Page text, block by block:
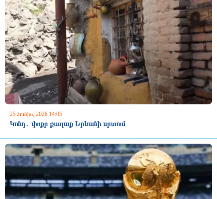
25 Հունիս, 2026 14:05
Կոնդ․ փոքր քաղաք Երևանի սրտում